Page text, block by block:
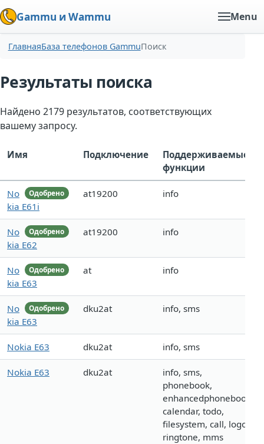
Gammu и Wammu Menu
ГлавнаяБаза телефонов GammuПоиск
Результаты поиска
Найдено 2179 результатов, соответствующих
вашему запросу.
Имя Подключение
Поддерживаемые
функции
Одобрено
No
kia E61i
at19200 info
Одобрено
No
kia E62
at19200 info
Одобрено
No
kia E63
at info
Одобрено
No
kia E63
dku2at info, sms
Nokia E63 dku2at info, sms
Nokia E63 dku2at
info, sms,
phonebook,
enhancedphonebook,
calendar, todo,
filesystem, call, logo,
ringtone, mms